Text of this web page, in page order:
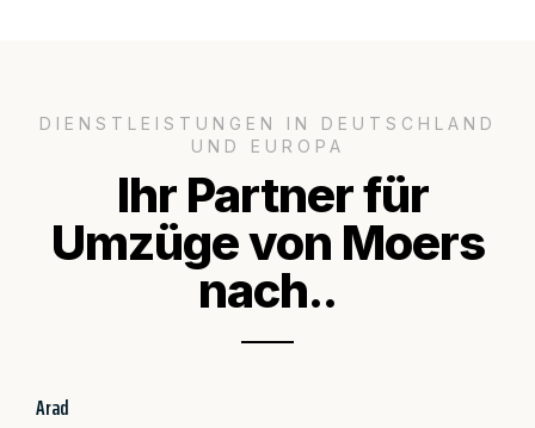
DIENSTLEISTUNGEN IN DEUTSCHLAND
UND EUROPA
Ihr Partner für
Umzüge von Moers
nach..
Arad